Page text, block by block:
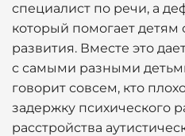
специалист по речи, а
который помогает детям
развития. Вместе это
с самыми разными
говорит совсем, кто
задержку психического
расстройства